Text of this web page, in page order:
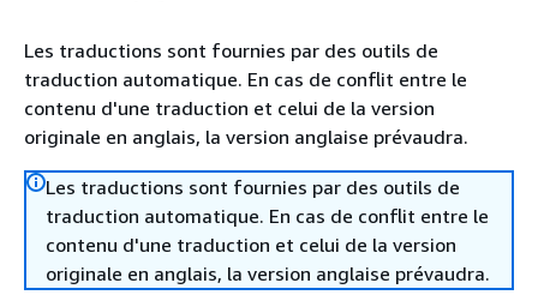
Les traductions sont fournies par des outils de
traduction automatique. En cas de conflit entre le
contenu d'une traduction et celui de la version
originale en anglais, la version anglaise prévaudra.
Les traductions sont fournies par des outils de
traduction automatique. En cas de conflit entre le
contenu d'une traduction et celui de la version
originale en anglais, la version anglaise prévaudra.